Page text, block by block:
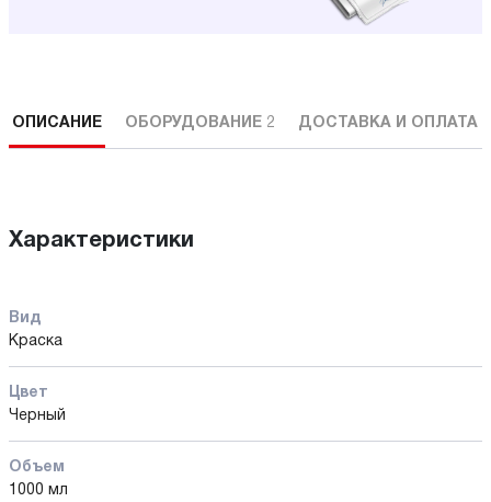
ОПИСАНИЕ ОБОРУДОВАНИЕ 2 ДОСТАВКА И ОПЛАТА
Характеристики
Вид
Краска
Цвет
Черный
Объем
1000 мл